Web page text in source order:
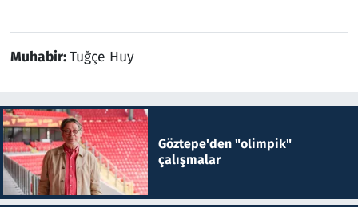
Muhabir:Tuğçe Huy
Göztepe'den "olimpik"
çalışmalar